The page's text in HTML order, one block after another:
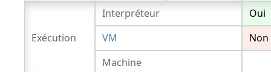
Exécution
Interpréteur
Oui
VM
Non
Machine